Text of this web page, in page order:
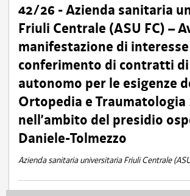
42/26 - Azienda sanitaria
Friuli Centrale (ASU FC) –
manifestazione di
conferimento di contratti
autonomo per le esigenze
Ortopedia e Traumatologia
nell’ambito del presidio
Daniele-Tolmezzo
Azienda sanitaria universitaria Friuli Centrale